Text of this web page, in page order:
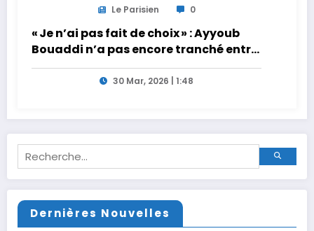
Le Parisien 0
« Je n’ai pas fait de choix » : Ayyoub
Bouaddi n’a pas encore tranché entre
la France et le Maroc
30 Mar, 2026 | 1:48
Dernières Nouvelles